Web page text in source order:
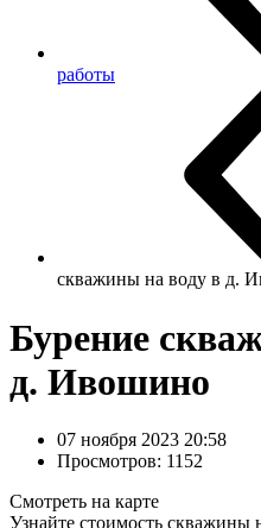
работы
скважины на воду в д.
Бурение
д. Ивошино
07 ноября 2023 20:58
Просмотров: 1152
Смотреть на карте
Узнайте стоимость скважины